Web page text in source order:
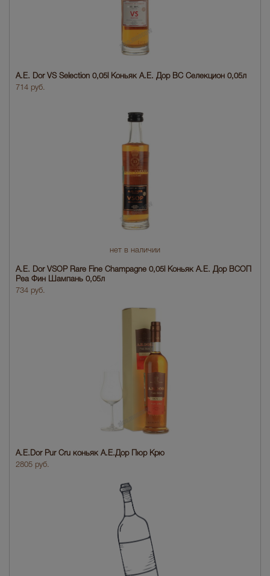
A.E. Dor VS Selection 0,05l Коньяк A.E. Дор ВС Селекцион 0,05л
714 руб.
нет в наличии
A.E. Dor VSOP Rare Fine Champagne 0,05l Коньяк A.E. Дор ВСОП
Реа Фин Шампань 0,05л
734 руб.
A.E.Dor Pur Cru коньяк А.Е.Дор Пюр Крю
2805 руб.